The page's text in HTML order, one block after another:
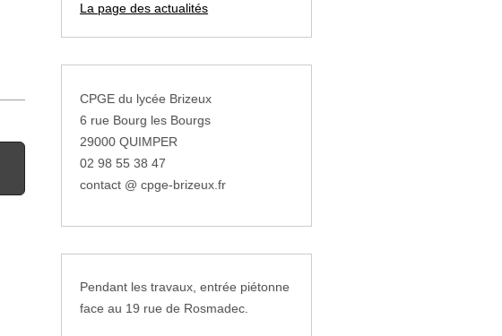
La page des actualités
CPGE du lycée Brizeux
6 rue Bourg les Bourgs
29000 QUIMPER
02 98 55 38 47
contact @ cpge-brizeux.fr
Pendant les travaux, entrée piétonne
face au 19 rue de Rosmadec.